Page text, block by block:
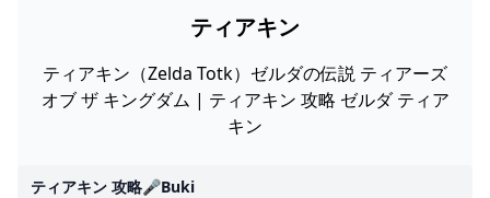
ティアキン
ティアキン（Zelda Totk）ゼルダの伝説 ティアーズ
オブ ザ キングダム | ティアキン 攻略 ゼルダ ティア
キン
ティアキン 攻略🎤buki